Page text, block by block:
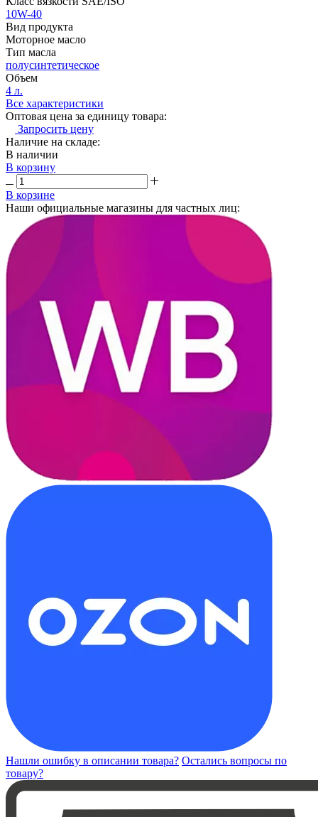
10W-40
Вид продукта
Моторное масло
Тип масла
полусинтетическое
Объем
4 л.
Все характеристики
Оптовая цена за единицу товара:
Запросить цену
Наличие на складе:
В наличии
В корзину
В корзине
Наши официальные магазины для частных лиц:
Нашли ошибку в описании товара? Остались вопросы по
товару?